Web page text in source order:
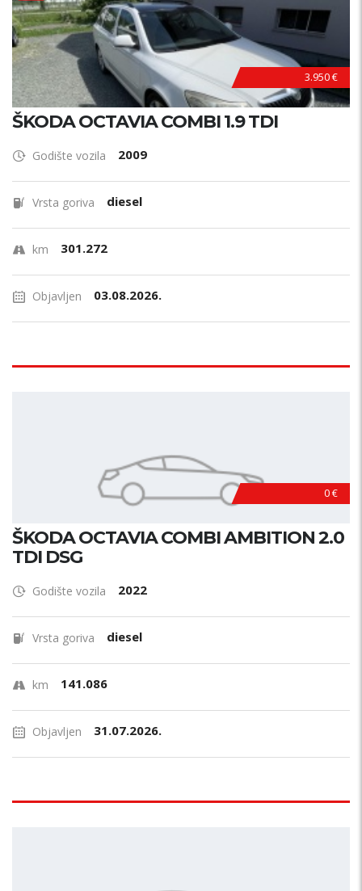
3.950 €
ŠKODA OCTAVIA COMBI 1.9 TDI
Godište vozila 2009
Vrsta goriva diesel
km 301.272
Objavljen 03.08.2026.
0 €
ŠKODA OCTAVIA COMBI AMBITION 2.0
TDI DSG
Godište vozila 2022
Vrsta goriva diesel
km 141.086
Objavljen 31.07.2026.